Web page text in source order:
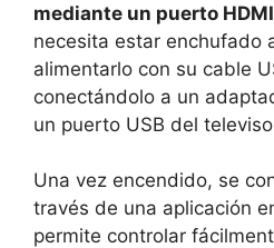
mediante un puerto
necesita estar enchufado
alimentarlo con su cable
conectándolo a un
un puerto USB del
Una vez encendido, se
través de una aplicación
permite controlar